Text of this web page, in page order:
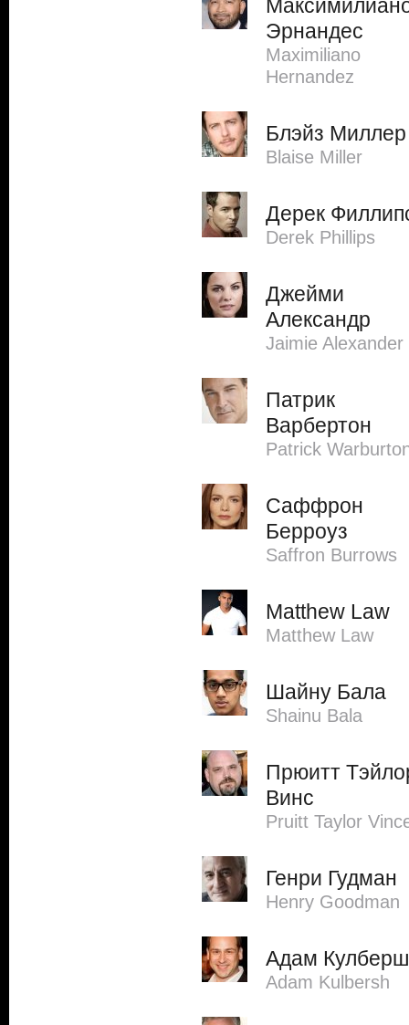
Эрнандес
Maximiliano
Hernandez
Блэйз Миллер
Blaise Miller
Дерек
Derek Phillips
Джейми
Александр
Jaimie Alexander
Патрик
Варбертон
Patrick
Саффрон
Берроуз
Saffron Burrows
Matthew Law
Matthew Law
Шайну Бала
Shainu Bala
Прюитт
Винс
Pruitt Taylor
Генри Гудман
Henry Goodman
Адам Кулберш
Adam Kulbersh